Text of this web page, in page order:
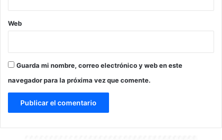
Web
Guarda mi nombre, correo electrónico y web en este
navegador para la próxima vez que comente.